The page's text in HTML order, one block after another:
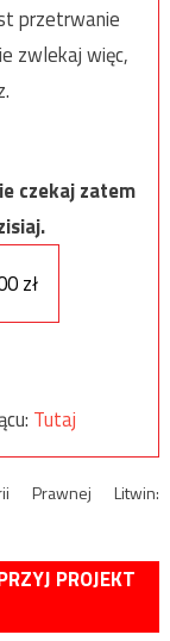
przetrwanie
zwlekaj więc,
czekaj zatem
zł
Tutaj
Prawnej Litwin:
PROJEKT